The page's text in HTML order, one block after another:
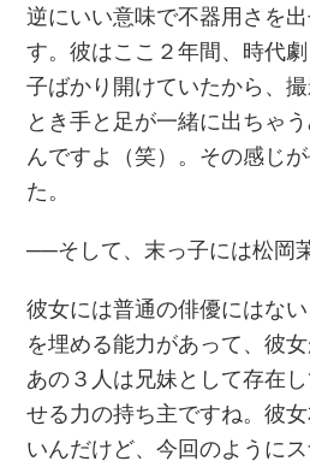
逆にいい意味で不器用さを
す。彼はここ２年間、時代
子ばかり開けていたから、
とき手と足が一緒に出ちゃ
んですよ（笑）。その感じ
た。
──そして、末っ子には松岡
彼女には普通の俳優にはな
を埋める能力があって、彼女
あの３人は兄妹として存在
せる力の持ち主ですね。彼
いんだけど、今回のように